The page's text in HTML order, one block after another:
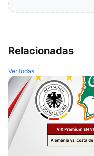
Relacionadas
Ver todas